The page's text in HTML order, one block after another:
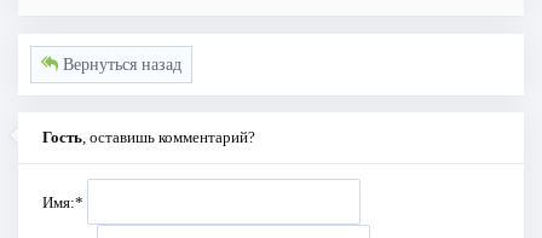
Вернуться назад
Гость, оставишь комментарий?
Имя:*